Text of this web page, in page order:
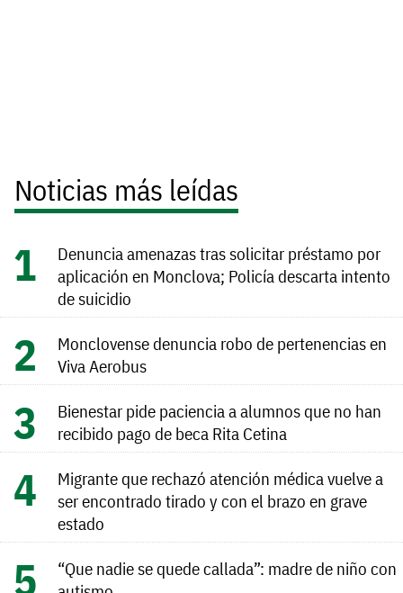
Noticias más leídas
Denuncia amenazas tras solicitar préstamo por
aplicación en Monclova; Policía descarta intento
de suicidio
Monclovense denuncia robo de pertenencias en
Viva Aerobus
Bienestar pide paciencia a alumnos que no han
recibido pago de beca Rita Cetina
Migrante que rechazó atención médica vuelve a
ser encontrado tirado y con el brazo en grave
estado
“Que nadie se quede callada”: madre de niño con